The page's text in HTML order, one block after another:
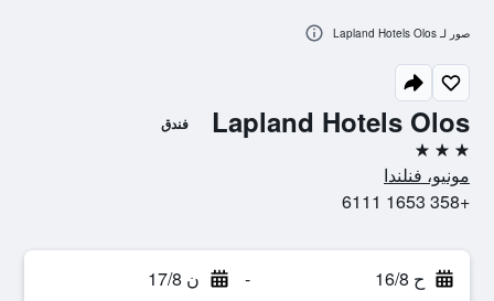
Lapland Hotels Olos فندق
3 نجوم
مونيو، فنلندا
+358 1653 6111
ح 16/8 - ن 17/8
صور لـ Lapland Hotels Olos